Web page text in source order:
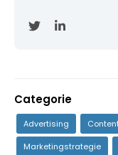
Categorie
Advertising
Marketingstrategie